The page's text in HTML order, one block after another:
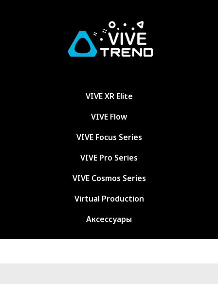
VIVE XR Elite
VIVE Flow
VIVE Focus Series
VIVE Pro Series
VIVE Cosmos Series
Virtual Production
Аксессуары